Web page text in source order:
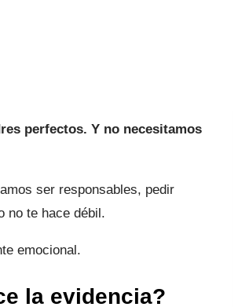
perfectos. Y no necesitamos
ser responsables, pedir
no te hace débil.
emocional.
la evidencia?